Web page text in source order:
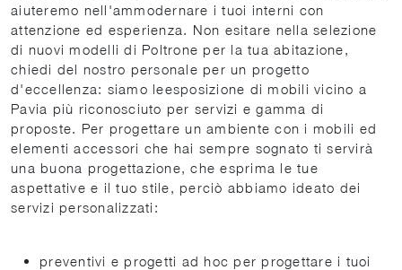
aiuteremo nell'ammodernare i tuoi interni con
attenzione ed esperienza. Non esitare nella selezione
di nuovi modelli di Poltrone per la tua abitazione,
chiedi del nostro personale per un progetto
d'eccellenza: siamo leesposizione di mobili vicino a
Pavia più riconosciuto per servizi e gamma di
proposte. Per progettare un ambiente con i mobili ed
elementi accessori che hai sempre sognato ti servirà
una buona progettazione, che esprima le tue
aspettative e il tuo stile, perciò abbiamo ideato dei
servizi personalizzati:
preventivi e progetti ad hoc per progettare i tuoi